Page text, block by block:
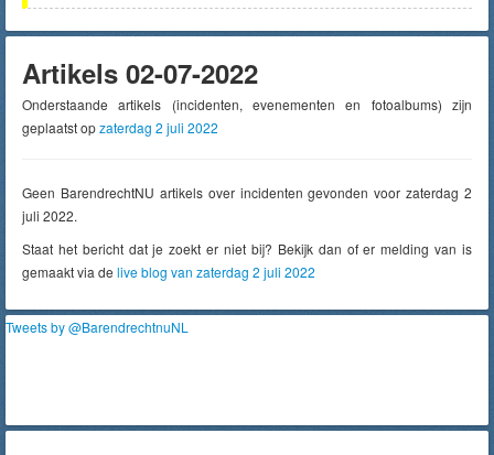
Artikels 02-07-2022
Onderstaande artikels (incidenten, evenementen en fotoalbums) zijn
geplaatst opzaterdag 2 juli 2022
Geen BarendrechtNU artikels over incidenten gevonden voor zaterdag 2
juli 2022.
Staat het bericht dat je zoekt er niet bij? Bekijk dan of er melding van is
gemaakt via de live blog van zaterdag 2 juli 2022
Tweets by @BarendrechtnuNL